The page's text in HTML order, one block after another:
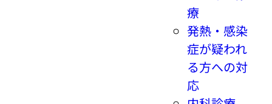
療
発熱・感染
症が疑われ
る方への対
応